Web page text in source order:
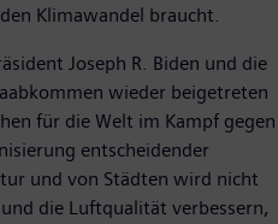
Klimawandel braucht.
Joseph R. Biden und die
wieder beigetreten
für die Welt im Kampf gegen
entscheidender
und von Städten wird nicht
die Luftqualität verbessern,